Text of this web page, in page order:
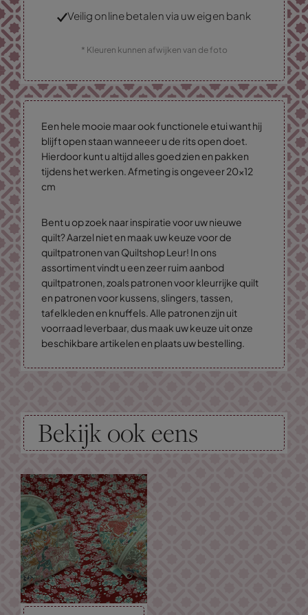
Veilig online betalen via uw eigen bank
* Kleuren kunnen afwijken van de foto
Een hele mooie maar ook functionele etui want hij
blijft open staan wanneeer u de rits open doet.
Hierdoor kunt u altijd alles goed zien en pakken
tijdens het werken. Afmeting is ongeveer 20x12
cm
Bent u op zoek naar inspiratie voor uw nieuwe
quilt? Aarzel niet en maak uw keuze voor de
quiltpatronen van Quiltshop Leur! In ons
assortiment vindt u een zeer ruim aanbod
quiltpatronen, zoals patronen voor kleurrijke quilt
en patronen voor kussens, slingers, tassen,
tafelkleden en knuffels. Alle patronen zijn uit
voorraad leverbaar, dus maak uw keuze uit onze
beschikbare artikelen en plaats uw bestelling.
Bekijk ook eens